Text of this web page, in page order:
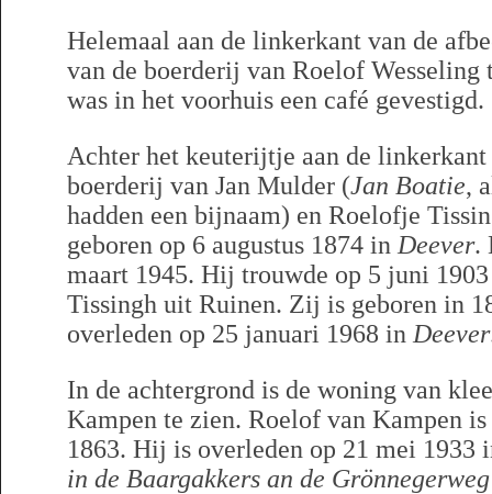
Helemaal aan de linkerkant van de
van de boerderij van Roelof
was in het voorhuis een café gevestigd.
Achter het keuterijtje aan de
boerderij van Jan Mulder (Jan Boatie,
hadden een bijnaam) en Roelofje
geboren op 6 augustus 1874 in Deever.
maart 1945. Hij trouwde op 5 juni
Tissingh uit Ruinen. Zij is geboren in
overleden op 25 januari 1968 in Deever
In de achtergrond is de woning van
Kampen te zien. Roelof van Kampen
1863. Hij is overleden op 21 mei 1933
in de Baargakkers an de